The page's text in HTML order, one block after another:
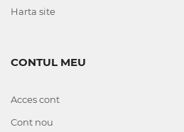
Harta site
CONTUL MEU
Acces cont
Cont nou